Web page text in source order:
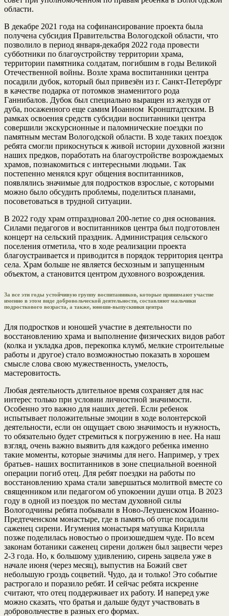
области.
В декабре 2021 года на софинансирование проекта была
получена субсидия Правительства Вологодской области, что
позволило в период января-декабря 2022 года провести
субботники по благоустройству территории храма,
территории памятника солдатам, погибшим в годы Великой
Отечественной войны. Возле храма воспитанники центра
посадили дубок, который был привезён из г. Санкт-Петербург
в качестве подарка от потомков знаменитого рода
Ганнибалов. Дубок был специально выращен из желудя от
дуба, посаженного еще самим Иоанном Кронштадтским. В
рамках освоения средств субсидии воспитанники центра
совершили экскурсионные и паломнические поездки по
памятным местам Вологодской области. В ходе таких поездок
ребята смогли прикоснуться к живой истории духовной жизни
наших предков, поработать на благоустройстве возрождаемых
храмов, познакомиться с интересными людьми. Так
постепенно менялся круг общения воспитанников,
появлялись значимые для подростков взрослые, с которыми
можно было обсудить проблемы, поделиться планами,
посоветоваться в трудной ситуации.
В 2022 году храм отпраздновал 200-летие со дня основания.
Силами педагогов и воспитанников центра был подготовлен
концерт на сельский праздник. Администрация сельского
поселения отметила, что в ходе реализации проекта
благоустраивается и приводится в порядок территория центра
села. Храм больше не является бесхозным и запущенным
объектом, а становится центром духовного возрождения.
За все эти годы устойчивую группу воспитанников, которые принимают участие
именно в этом виде добровольческой деятельности, составляют мальчики
подросткового возраста, а также, юноши-выпускники центра
Для подростков и юношей участие в деятельности по
восстановлению храма и выполнение физических видов работ
(колка и укладка дров, перекопка клумб, мелкие строительные
работы и другое) стало возможностью показать в хорошем
смысле слова свою мужественность, умелость,
мастеровитость.
Любая деятельность длительное время сохраняет для нас
интерес только при условии личностной значимости.
Особенно это важно для наших детей. Если ребенок
испытывает положительные эмоции в ходе волонтерской
деятельности, если он ощущает свою значимость и нужность,
то обязательно будет стремиться к погружению в нее. На наш
взгляд, очень важно выявить для каждого ребенка именно
такие моменты, которые значимы для него. Например, у трех
братьев- наших воспитанников в зоне специальной военной
операции погиб отец. Для ребят поездки на работы по
восстановлению храма стали завершаться молитвой вместе со
священником или педагогом об упокоении души отца. В 2023
году в одной из поездок по местам духовной силы
Вологодчины ребята побывали в Ново-Леушенском Иоанно-
Предтеченском монастыре, где в память об отце посадили
саженец сирени. Игумения монастыря матушка Кирилла
позже поделилась новостью о произошедшем чуде. По всем
законам ботаники саженец сирени должен был зацвести через
2-3 года. Но, к большому удивлению, сирень зацвела уже в
начале июня (через месяц), выпустив на Божий свет
небольшую гроздь соцветий. Чудо, да и только! Это событие
растрогало и поразило ребят. И сейчас ребята искренне
считают, что отец поддерживает их работу. И наперед уже
можно сказать, что братья и дальше будут участвовать в
добровольчестве в разных его формах.